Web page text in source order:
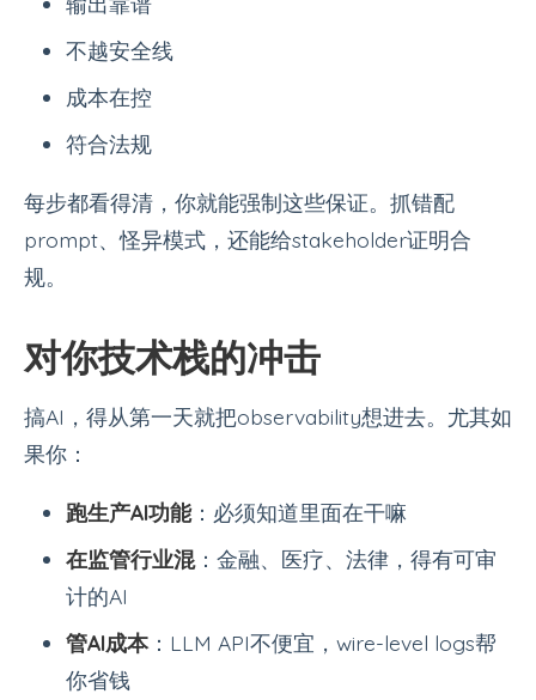
不越安全线
成本在控
符合法规
每步都看得清，你就能强制这些保证。抓错配
prompt、怪异模式，还能给stakeholder证明合
规。
对你技术栈的冲击
搞AI，得从第一天就把observability想进去。尤其如
果你：
跑生产AI功能：必须知道里面在干嘛
在监管行业混：金融、医疗、法律，得有可审
计的AI
管AI成本：LLM API不便宜，wire-level logs帮
你省钱